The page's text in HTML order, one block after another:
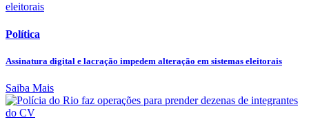
Política
Assinatura digital e lacração impedem alteração em sistemas eleitorais
Saiba Mais